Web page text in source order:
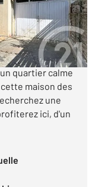
pas du centre-
quartier calme
maison des
une
ici, d'un